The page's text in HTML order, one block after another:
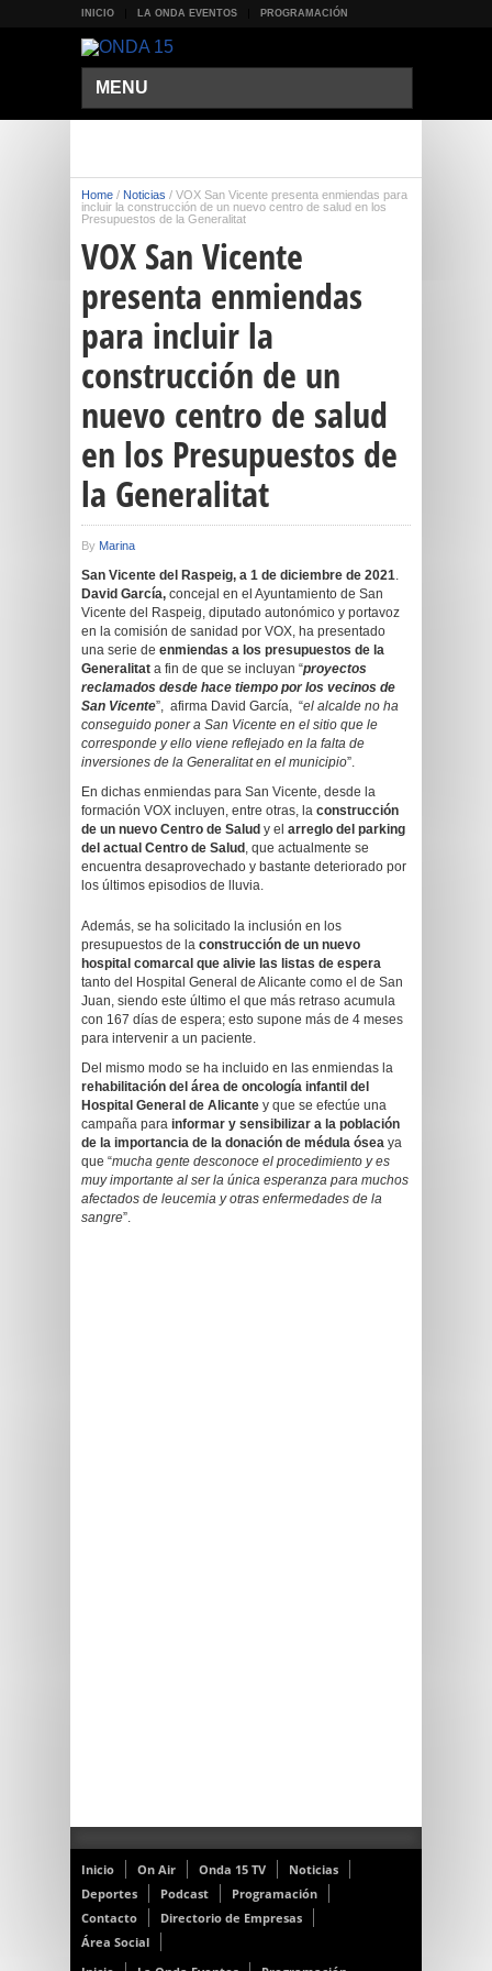
INICIO LA ONDA EVENTOS PROGRAMACIÓN
MENU
Home / Noticias / VOX San Vicente presenta enmiendas para
incluir la construcción de un nuevo centro de salud en los
Presupuestos de la Generalitat
VOX San Vicente
presenta enmiendas
para incluir la
construcción de un
nuevo centro de salud
en los Presupuestos de
la Generalitat
By Marina
San Vicente del Raspeig, a 1 de diciembre de 2021.
David García, concejal en el Ayuntamiento de San
Vicente del Raspeig, diputado autonómico y portavoz
en la comisión de sanidad por VOX, ha presentado
una serie de enmiendas a los presupuestos de la
Generalitat a fin de que se incluyan “proyectos
reclamados desde hace tiempo por los vecinos de
San Vicente”, afirma David García, “el alcalde no ha
conseguido poner a San Vicente en el sitio que le
corresponde y ello viene reflejado en la falta de
inversiones de la Generalitat en el municipio”.
En dichas enmiendas para San Vicente, desde la
formación VOX incluyen, entre otras, la construcción
de un nuevo Centro de Salud y el arreglo del parking
del actual Centro de Salud , que actualmente se
encuentra desaprovechado y bastante deteriorado por
los últimos episodios de lluvia.
Además, se ha solicitado la inclusión en los
presupuestos de la construcción de un nuevo
hospital comarcal que alivie las listas de espera
tanto del Hospital General de Alicante como el de San
Juan, siendo este último el que más retraso acumula
con 167 días de espera; esto supone más de 4 meses
para intervenir a un paciente.
Del mismo modo se ha incluido en las enmiendas la
rehabilitación del área de oncología infantil del
Hospital General de Alicante y que se efectúe una
campaña para informar y sensibilizar a la población
de la importancia de la donación de médula ósea ya
que “mucha gente desconoce el procedimiento y es
muy importante al ser la única esperanza para muchos
afectados de leucemia y otras enfermedades de la
sangre”.
Inicio On Air Onda 15 TV
Noticias
Deportes
Podcast
Programación
Contacto
Directorio de Empresas
Área Social